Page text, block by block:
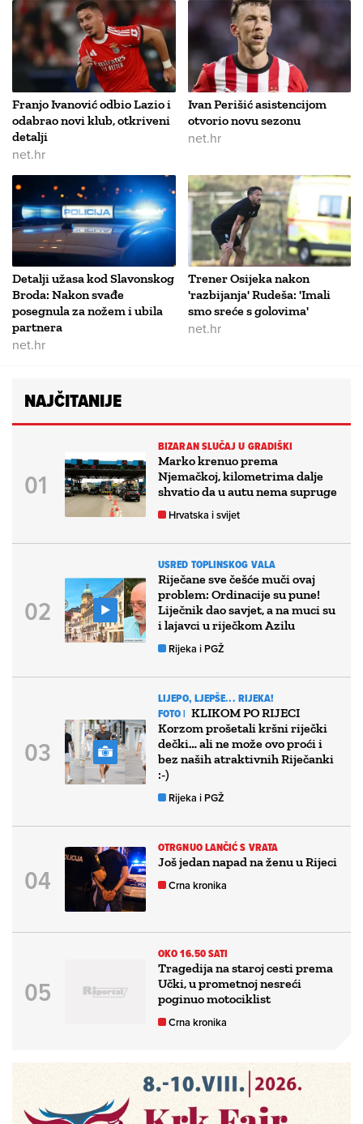
Franjo Ivanović odbio Lazio i
odabrao novi klub, otkriveni
detalji
net.hr
Ivan Perišić asistencijom
otvorio novu sezonu
net.hr
Detalji užasa kod Slavonskog
Broda: Nakon svađe
posegnula za nožem i ubila
partnera
net.hr
Trener Osijeka nakon
'razbijanja' Rudeša: 'Imali
smo sreće s golovima'
net.hr
NAJČITANIJE
BIZARAN SLUČAJ U GRADIŠKI
Marko krenuo prema
Njemačkoj, kilometrima dalje
shvatio da u autu nema supruge
Hrvatska i svijet
USRED TOPLINSKOG VALA
Riječane sve češće muči ovaj
problem: Ordinacije su pune!
Liječnik dao savjet, a na muci su
i lajavci u riječkom Azilu
Rijeka i PGŽ
LIJEPO, LJEPŠE... RIJEKA!
FOTO | KLIKOM PO RIJECI
Korzom prošetali kršni riječki
dečki… ali ne može ovo proći i
bez naših atraktivnih Riječanki
:-)
Rijeka i PGŽ
OTRGNUO LANČIĆ S VRATA
Još jedan napad na ženu u Rijeci
Crna kronika
OKO 16.50 SATI
Tragedija na staroj cesti prema
Učki, u prometnoj nesreći
poginuo motociklist
Crna kronika